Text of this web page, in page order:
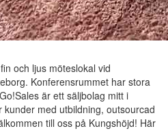
och ljus möteslokal vid
Konferensrummet har stora
är ett säljbolag mitt i
med utbildning, outsourcad
till oss på Kungshöjd! Här